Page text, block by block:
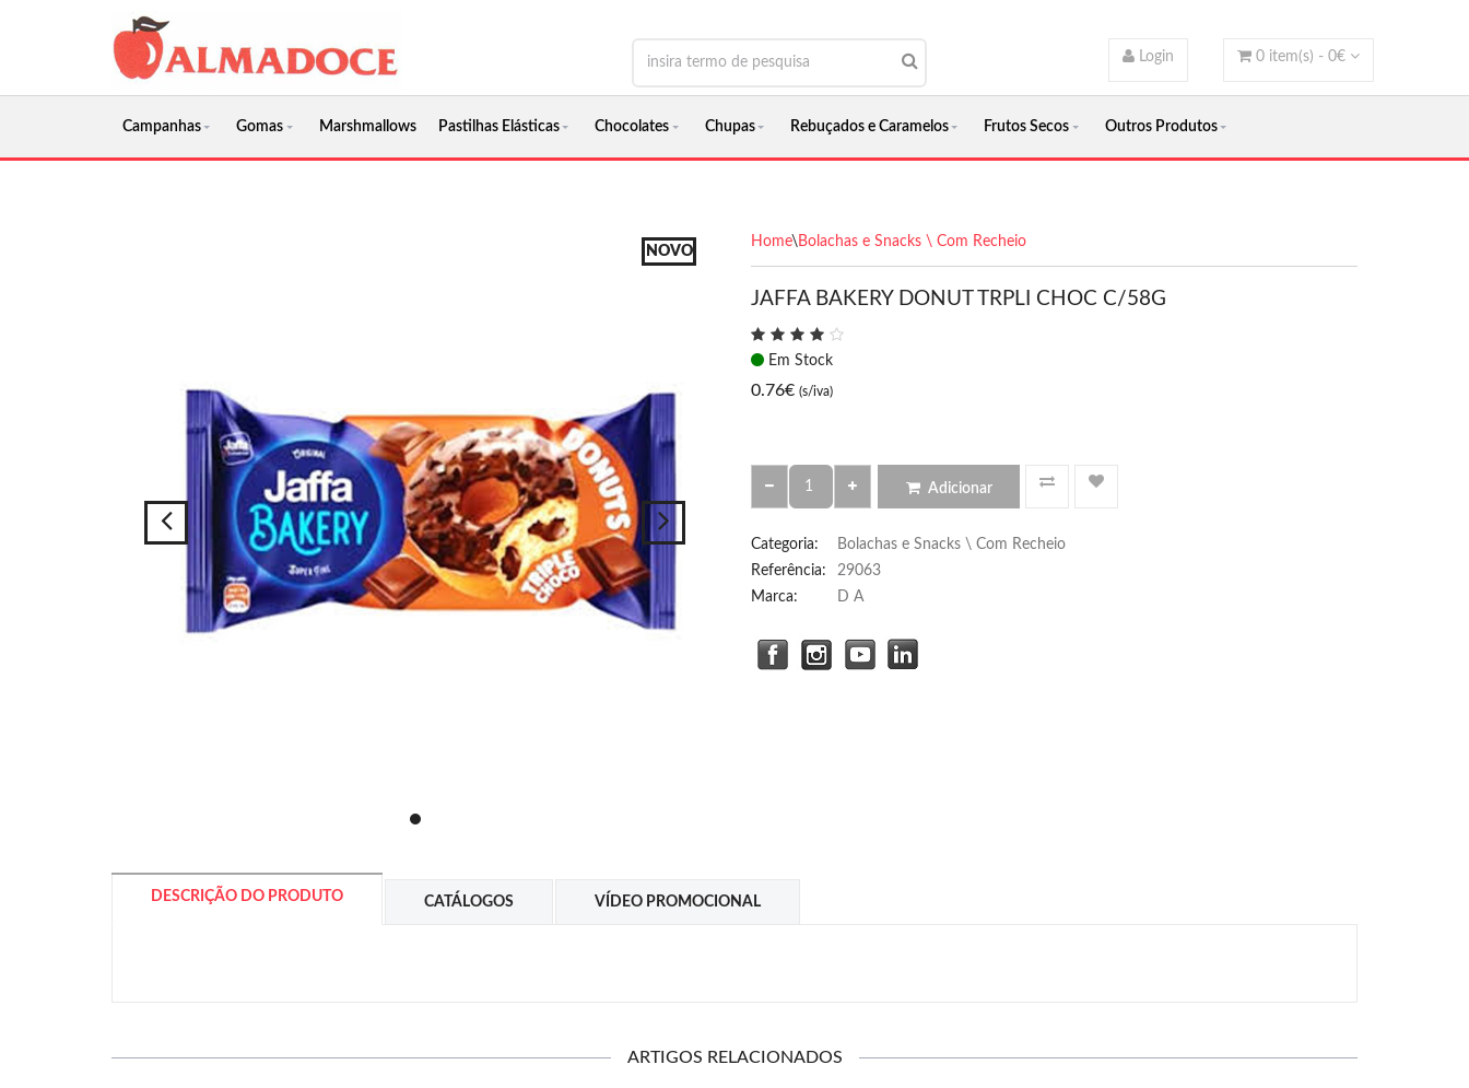
0 item(s) - 0€
Login
Campanhas Gomas Marshmallows Pastilhas Elásticas Chocolates Chupas Rebuçados e Caramelos Frutos Secos Outros Produtos
NOVO
Home\Bolachas e Snacks \ Com Recheio
JAFFA BAKERY DONUT TRPLI CHOC C/58G
Em Stock
0.76€ (s/iva)
Adicionar
Categoria:
Bolachas e Snacks \ Com Recheio
Referência:
29063
Marca:
D A
DESCRIÇÃO DO PRODUTO CATÁLOGOS VÍDEO PROMOCIONAL
ARTIGOS RELACIONADOS